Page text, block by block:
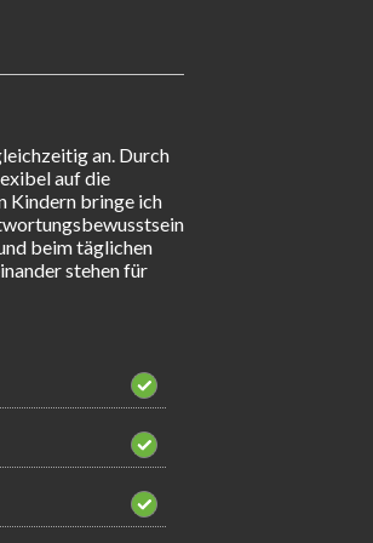
an. Durch
auf die
Kindern bringe ich
beim täglichen
stehen für